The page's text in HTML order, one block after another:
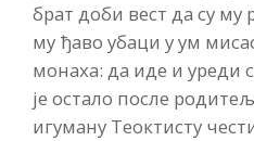
брат доби вест да су
му ђаво убаци у ум
монаха: да иде и уреди
је остало после
игуману Теоктисту